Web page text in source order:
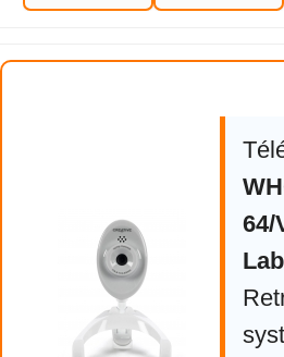
Creative
64/